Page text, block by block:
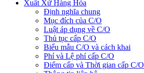
Xuất Xứ Hàng Hóa
Định nghĩa chung
Mục đích của C/O
Luật áp dụng về C/O
Thủ tục cấp C/O
Biểu mẫu C/O và cách khai
Phí và Lệ phí cấp C/O
Điểm cấp và Thời gian cấp C/O